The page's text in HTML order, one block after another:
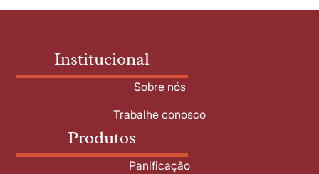
Institucional
Sobre nós
Trabalhe conosco
Produtos
Panificação